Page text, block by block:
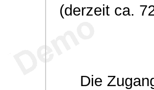
(derzeit ca.
Die